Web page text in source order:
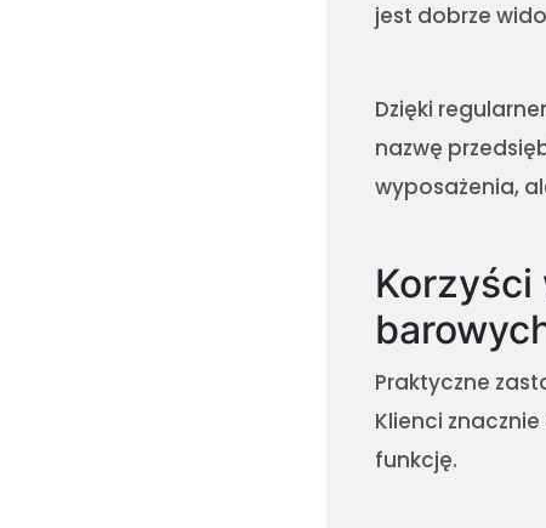
jest dobrze
Dzięki
nazwę
wyposażenia,
Praktyczne
Klienci
funkcję.